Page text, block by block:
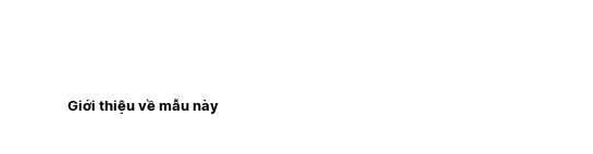
Giới thiệu về mẫu này